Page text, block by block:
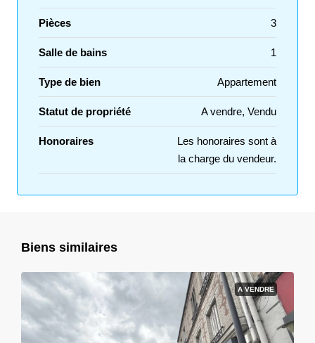
Pièces 3
Salle de bains 1
Type de bien Appartement
Statut de propriété A vendre, Vendu
Honoraires
Les honoraires sont à
la charge du vendeur.
Biens similaires
A VENDRE